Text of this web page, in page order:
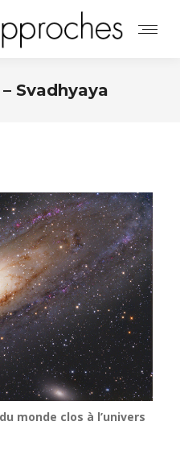
Svadhyaya
monde clos à l’univers